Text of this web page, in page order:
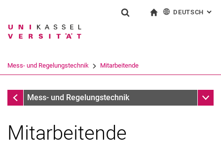
Springe direkt zu: Inhalt
Springe direkt zu: Suche
Springe direkt zu:
Suchbegriff
Suchen (öffnet externen Link in einem
DEUTSCH :
Mess- und Regelungstechnik Mitarbeitende
InstituteMess- und Regelungstechnik
Mitarbeitende